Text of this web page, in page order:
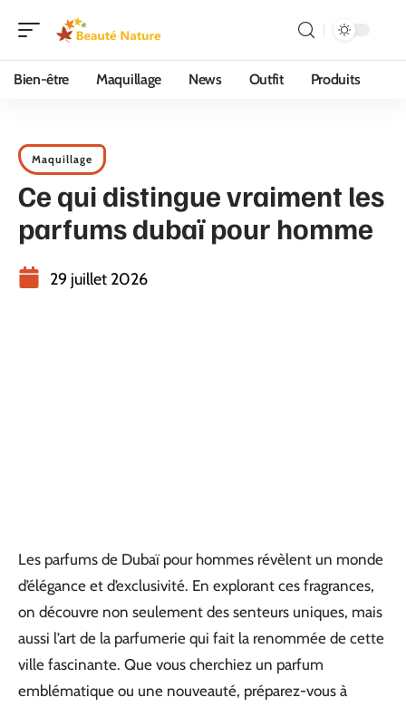
Bien-être Maquillage News Outfit Produits
Maquillage
Ce qui distingue vraiment les
parfums dubaï pour homme
29 juillet 2026
Les parfums de Dubaï pour hommes révèlent un monde
d’élégance et d’exclusivité. En explorant ces fragrances,
on découvre non seulement des senteurs uniques, mais
aussi l’art de la parfumerie qui fait la renommée de cette
ville fascinante. Que vous cherchiez un parfum
emblématique ou une nouveauté, préparez-vous à